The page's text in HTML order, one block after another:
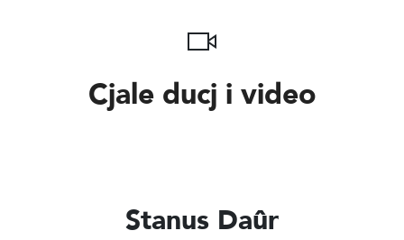
Cjale ducj i video
Stanus Daûr